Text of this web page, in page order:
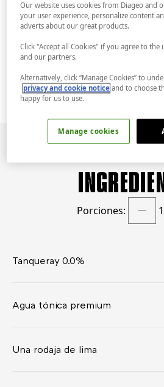
Desata el T&T original, solo
Los botánicos legendarios
bailan con el tónico
experiencia impeccable,
Disfruta de la elección
Porciones: 1
Tanqueray 0.0%
Agua tónica premium
Una rodaja de lima
Our website uses cookies from Diageo and
your user experience, personalize content
adverts about our great products.
Click "Accept all Cookies" if you agree to the
and our partners.
Alternatively, click “Manage Cookies” to
privacy and cookie notice and to choose
happy for us to use.
Manage cookies